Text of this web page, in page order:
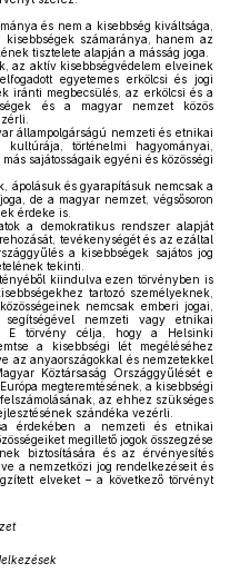
és nem a kisebbség kiváltsága,
számaránya, hanem az
tisztelete alapján a másság joga.
az aktív kisebbségvédelem elveinek
egyetemes erkölcsi és jogi
iránti megbecsülés, az erkölcsi és a
és a magyar nemzet közös
állampolgárságú nemzeti és etnikai
történelmi hagyományai,
sajátosságaik egyéni és közösségi
ápolásuk és gyarapításuk nemcsak a
de a magyar nemzet, végsősoron
érdeke is.
a demokratikus rendszer alapját
tevékenységét és az ezáltal
a kisebbségek sajátos jog
tekinti.
kiindulva ezen törvényben is
tartozó személyeknek,
nemcsak emberi jogai,
nemzeti vagy etnikai
E törvény célja, hogy a Helsinki
a kisebbségi lét megéléséhez
az anyaországokkal és nemzetekkel
Köztársaság Országgyűlését e
megteremtésének, a kisebbségi
az ehhez szükséges
szándéka vezérli.
érdekében a nemzeti és etnikai
megillető jogok összegzése
biztosítására és az érvényesítés
a nemzetközi jog rendelkezéseit és
elveket – a következő törvényt